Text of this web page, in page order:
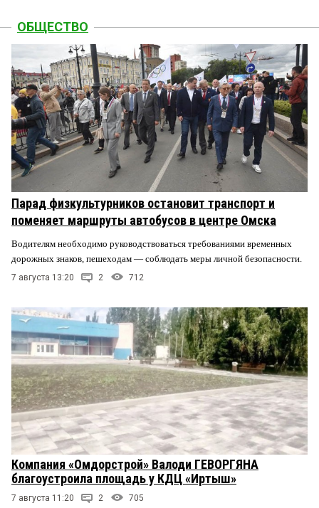
ОБЩЕСТВО
Парад физкультурников остановит транспорт и
поменяет маршруты автобусов в центре Омска
Водителям необходимо руководствоваться требованиями временных
дорожных знаков, пешеходам — соблюдать меры личной безопасности.
7 августа 13:20 2 712
Компания «Омдорстрой» Валоди ГЕВОРГЯНА
благоустроила площадь у КДЦ «Иртыш»
7 августа 11:20 2 705